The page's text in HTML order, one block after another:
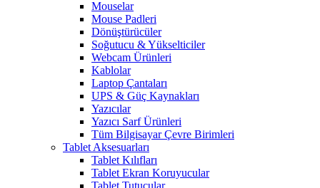
Mouselar
Mouse Padleri
Dönüştürücüler
Soğutucu & Yükselticiler
Webcam Ürünleri
Kablolar
Laptop Çantaları
UPS & Güç Kaynakları
Yazıcılar
Yazıcı Sarf Ürünleri
Tüm Bilgisayar Çevre Birimleri
Tablet Aksesuarları
Tablet Kılıfları
Tablet Ekran Koruyucular
Tablet Tutucular